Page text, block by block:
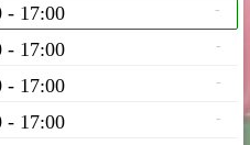
- 17:00 -
- 17:00 -
- 17:00 -
- 17:00 -